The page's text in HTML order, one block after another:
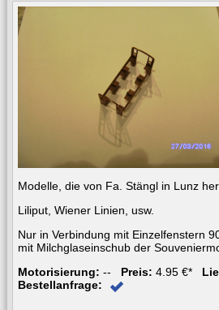
Modelle, die von Fa. Stängl in Lunz
Liliput, Wiener Linien, usw.
Nur in Verbindung mit Einzelfenstern
mit Milchglaseinschub der
Motorisierung: -- Preis: 4.95 €*
Bestellanfrage: